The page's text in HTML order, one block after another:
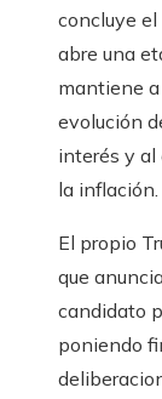
concluye
abre una
mantiene
evolución
interés y
la inflación.
El propio
que
candidato
poniendo